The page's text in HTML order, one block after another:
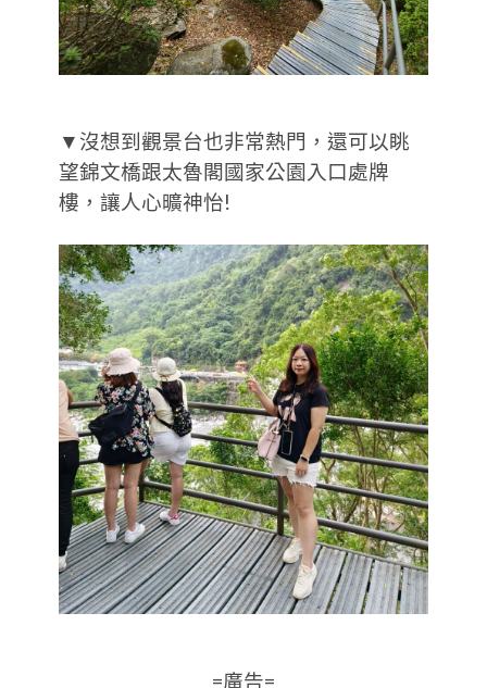
▼沒想到觀景台也非常熱門，還可以眺
望錦文橋跟太魯閣國家公園入口處牌
樓，讓人心曠神怡!
=廣告=